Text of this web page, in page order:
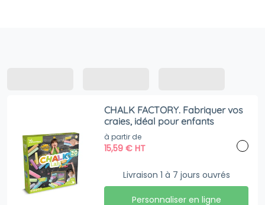
CHALK FACTORY. Fabriquer vos
craies, idéal pour enfants
à partir de
15,59€ HT
Livraison 1 à 7 jours ouvrés
Personnaliser en ligne